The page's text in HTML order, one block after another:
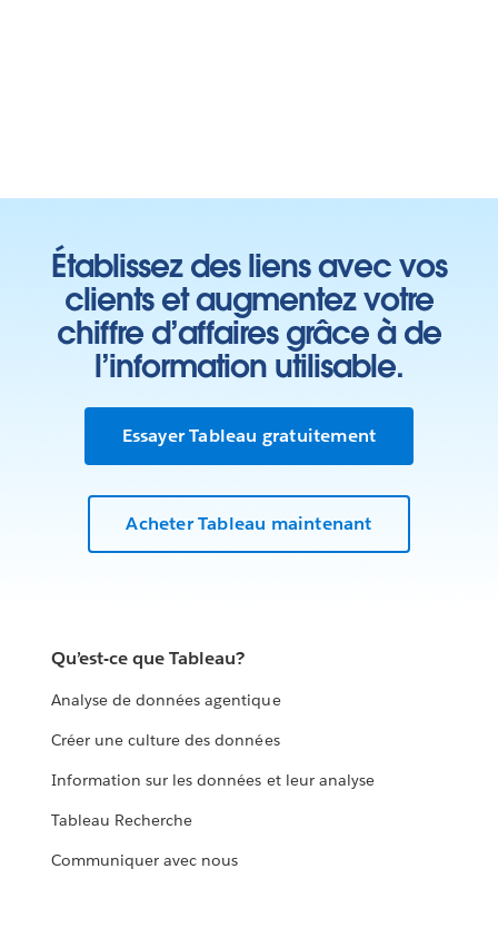
Établissez des liens avec vos
clients et augmentez votre
chiffre d’affaires grâce à de
l’information utilisable.
Essayer Tableau gratuitement
Acheter Tableau maintenant
Qu’est-ce que Tableau?
Analyse de données agentique
Créer une culture des données
Information sur les données et leur analyse
Tableau Recherche
Communiquer avec nous